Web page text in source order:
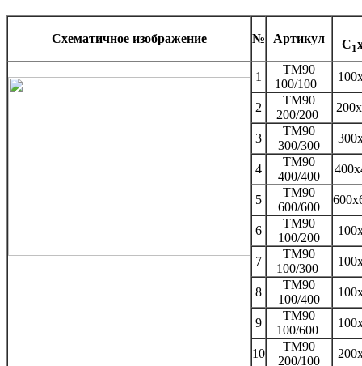
Схематичное изображение № Артикул C1
1
TM90
100/100
2
TM90
200/200
3
TM90
300/300
4
TM90
400/400
5
TM90
600/600
6
TM90
100/200
7
TM90
100/300
8
TM90
100/400
9
TM90
100/600
10
TM90
200/100